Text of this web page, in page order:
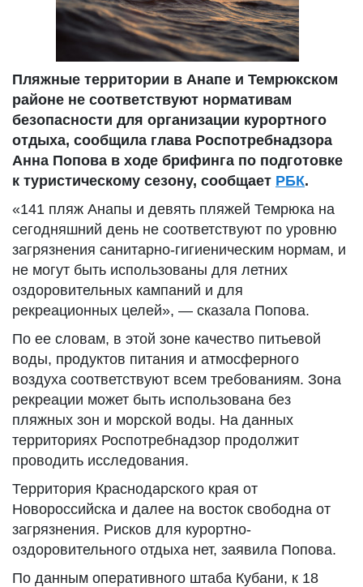
Пляжные территории в Анапе и Темрюкском
районе не соответствуют нормативам
безопасности для организации курортного
отдыха, сообщила глава Роспотребнадзора
Анна Попова в ходе брифинга по подготовке
к туристическому сезону, сообщает РБК.
«141 пляж Анапы и девять пляжей Темрюка на
сегодняшний день не соответствуют по уровню
загрязнения санитарно-гигиеническим нормам, и
не могут быть использованы для летних
оздоровительных кампаний и для
рекреационных целей», — сказала Попова.
По ее словам, в этой зоне качество питьевой
воды, продуктов питания и атмосферного
воздуха соответствуют всем требованиям. Зона
рекреации может быть использована без
пляжных зон и морской воды. На данных
территориях Роспотребнадзор продолжит
проводить исследования.
Территория Краснодарского края от
Новороссийска и далее на восток свободна от
загрязнения. Рисков для курортно-
оздоровительного отдыха нет, заявила Попова.
По данным оперативного штаба Кубани, к 18